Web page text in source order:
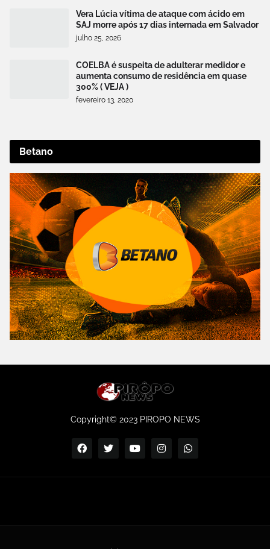
Vera Lúcia vítima de ataque com ácido em
SAJ morre após 17 dias internada em Salvador
julho 25, 2026
COELBA é suspeita de adulterar medidor e
aumenta consumo de residência em quase
300% ( VEJA )
fevereiro 13, 2020
Betano
Copyright© 2023 PIROPO NEWS